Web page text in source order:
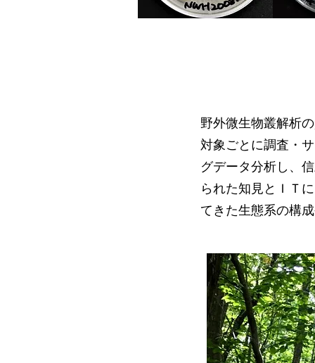
対象ごとに調査・
グデータ分析し、
られた知見とＩＴ
てきた生態系の構
野外微生物叢解析
対象ごとに調査・
グデータ分析し、
られた知見とＩＴ
てきた生態系の構